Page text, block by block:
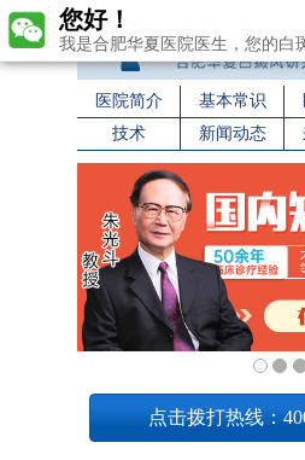
医院简介 基本常识
技术
新闻动态
点击拨打热线：
您好！
我是合肥华夏医院医生，您的白